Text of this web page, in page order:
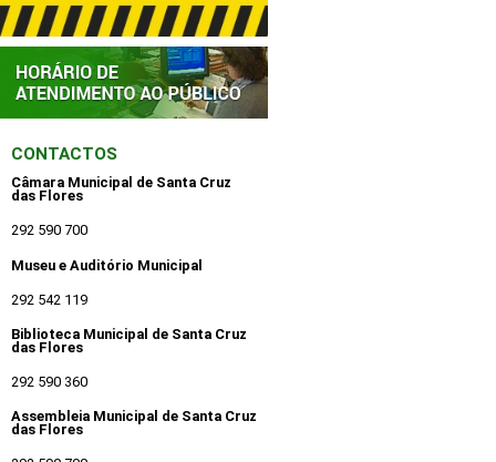
CONTACTOS
Câmara Municipal de Santa Cruz
das Flores
292 590 700
Museu e Auditório Municipal
292 542 119
Biblioteca Municipal de Santa Cruz
das Flores
292 590 360
Assembleia Municipal de Santa Cruz
das Flores